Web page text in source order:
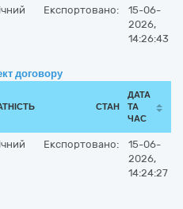
Експортовано:
15-06-
2026,
14:26:43
договору
СТАН
ДАТА
ТА
ЧАС
Експортовано:
15-06-
2026,
14:24:27